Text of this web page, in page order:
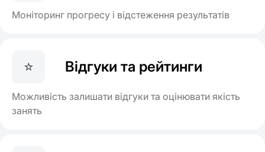
Моніторинг прогресу і відстеження результатів
⭐ Відгуки та рейтинги
Можливість залишати відгуки та оцінювати якість
занять